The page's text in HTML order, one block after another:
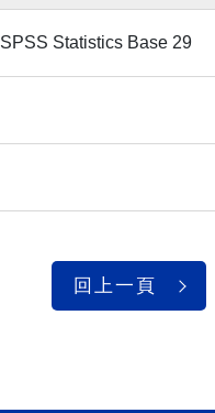
SPSS Statistics Base 29
回上一頁